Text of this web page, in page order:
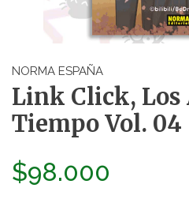
NORMA ESPAÑA
Link Click, Los
Tiempo Vol. 04
$98.000